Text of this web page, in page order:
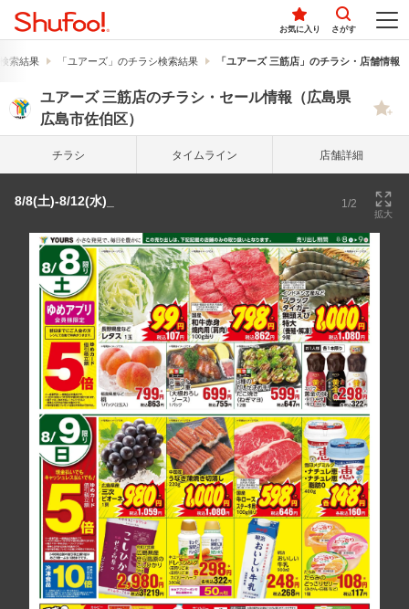
お気に入り さがす
索結果 「ユアーズ」のチラシ検索結果 「ユアーズ 三筋店」のチラシ・店舗情報
ユアーズ 三筋店のチラシ・セール情報（広島県
広島市佐伯区）
チラシ タイム ライン 店舗詳細
8/8(土)-8/12(水)_ 1/2
拡大